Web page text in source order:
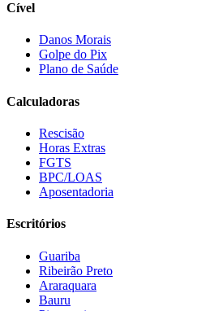
Cível
Danos Morais
Golpe do Pix
Plano de Saúde
Calculadoras
Rescisão
Horas Extras
FGTS
BPC/LOAS
Aposentadoria
Escritórios
Guariba
Ribeirão Preto
Araraquara
Bauru